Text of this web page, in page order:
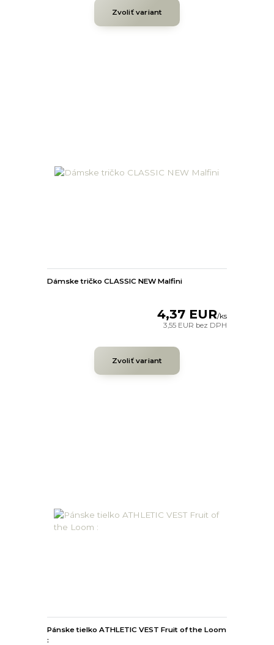
Zvoliť variant
Dámske tričko CLASSIC NEW Malfini
4,37 EUR/ks
3,55 EUR bez DPH
Zvoliť variant
Pánske tielko ATHLETIC VEST Fruit of the Loom
: